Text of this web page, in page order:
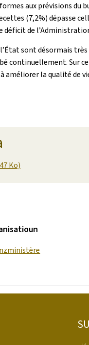
aux prévisions du
(7,2%) dépasse
déficit de
sont désormais
continuellement. Sur
améliorer la qualité de
Ko)